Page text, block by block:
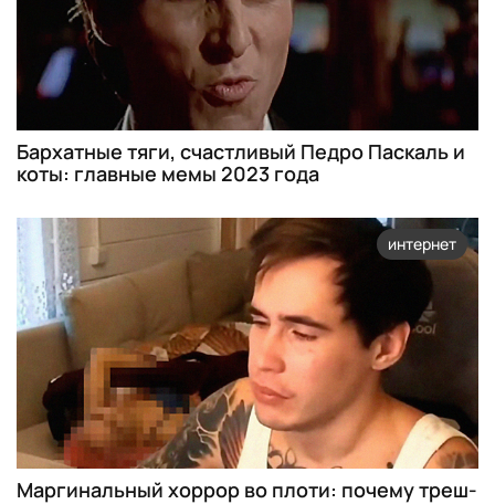
Бархатные тяги, счастливый Педро Паскаль и
коты: главные мемы 2023 года
интернет
Маргинальный хоррор во плоти: почему треш-